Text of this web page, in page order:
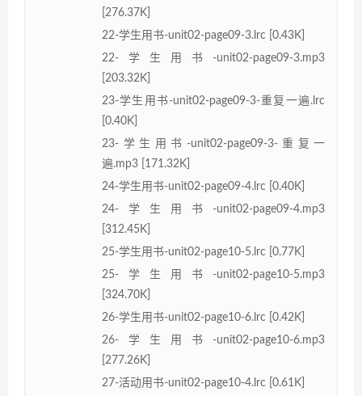
[276.37K]
22-学生用书-unit02-page09-3.lrc [0.43K]
22-学生用书-unit02-page09-3.mp3
[203.32K]
23-学生用书-unit02-page09-3-重复一遍.lrc
[0.40K]
23-学生用书-unit02-page09-3-重复一
遍.mp3 [171.32K]
24-学生用书-unit02-page09-4.lrc [0.40K]
24-学生用书-unit02-page09-4.mp3
[312.45K]
25-学生用书-unit02-page10-5.lrc [0.77K]
25-学生用书-unit02-page10-5.mp3
[324.70K]
26-学生用书-unit02-page10-6.lrc [0.42K]
26-学生用书-unit02-page10-6.mp3
[277.26K]
27-活动用书-unit02-page10-4.lrc [0.61K]